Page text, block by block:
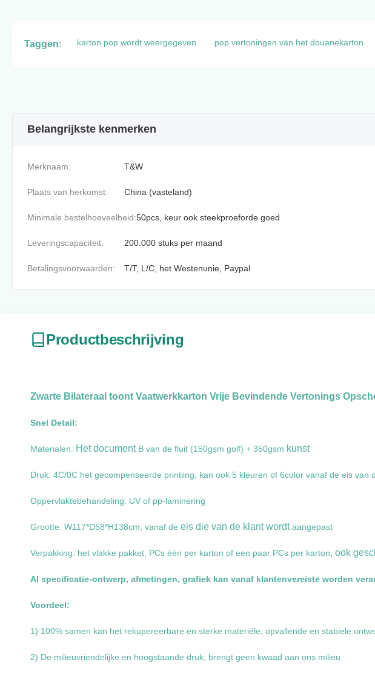
Taggen: karton pop wordt weergegeven pop vertoningen van het douanekarton
Belangrijkste kenmerken
Merknaam: T&W
Plaats van herkomst: China (vasteland)
Minimale bestelhoeveelheid:50pcs, keur ook steekproeforde goed
Leveringscapaciteit: 200.000 stuks per maand
Betalingsvoorwaarden: T/T, L/C, het Westenunie, Paypal
Productbeschrijving
Zwarte Bilateraal toont Vaatwerkkarton Vrije Bevindende Vertonings
Snel Detail:
Materialen: Het document B van de fluit (150gsm golf) + 350gsm kunst
Druk: 4C/0C het gecompenseerde printiing, kan ook 5 kleuren of 6color vanaf de eis van
Oppervlaktebehandeling: UV of pp-laminering
Grootte: W117*D58*H138cm, vanaf de eis die van de klant wordtaangepast
Verpakking: het vlakke pakket, PCs één per karton of een paar PCs per karton, ook
Al specificatie-ontwerp, afmetingen, grafiek kan vanaf klantenvereiste worden
Voordeel:
1) 100% samen kan het rekupereerbare en sterke materiële, opvallende en stabiele
2) De milieuvriendelijke en hoogstaande druk, brengt geen kwaad aan ons milieu